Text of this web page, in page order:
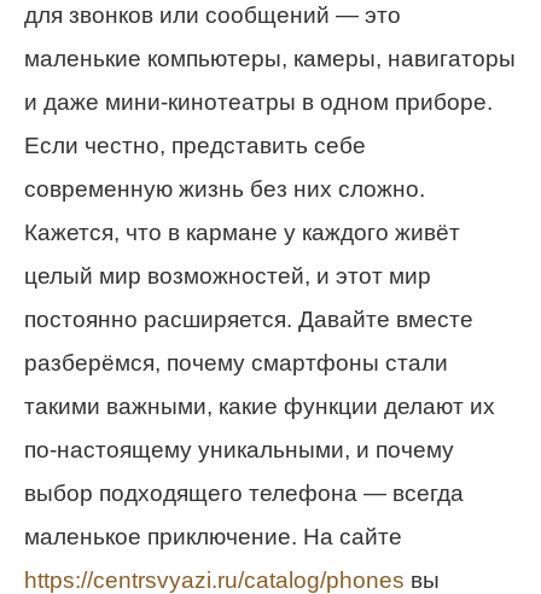
для звонков или сообщений — это
маленькие компьютеры, камеры, навигаторы
и даже мини-кинотеатры в одном приборе.
Если честно, представить себе
современную жизнь без них сложно.
Кажется, что в кармане у каждого живёт
целый мир возможностей, и этот мир
постоянно расширяется. Давайте вместе
разберёмся, почему смартфоны стали
такими важными, какие функции делают их
по-настоящему уникальными, и почему
выбор подходящего телефона — всегда
маленькое приключение. На сайте
https://centrsvyazi.ru/catalog/phones вы